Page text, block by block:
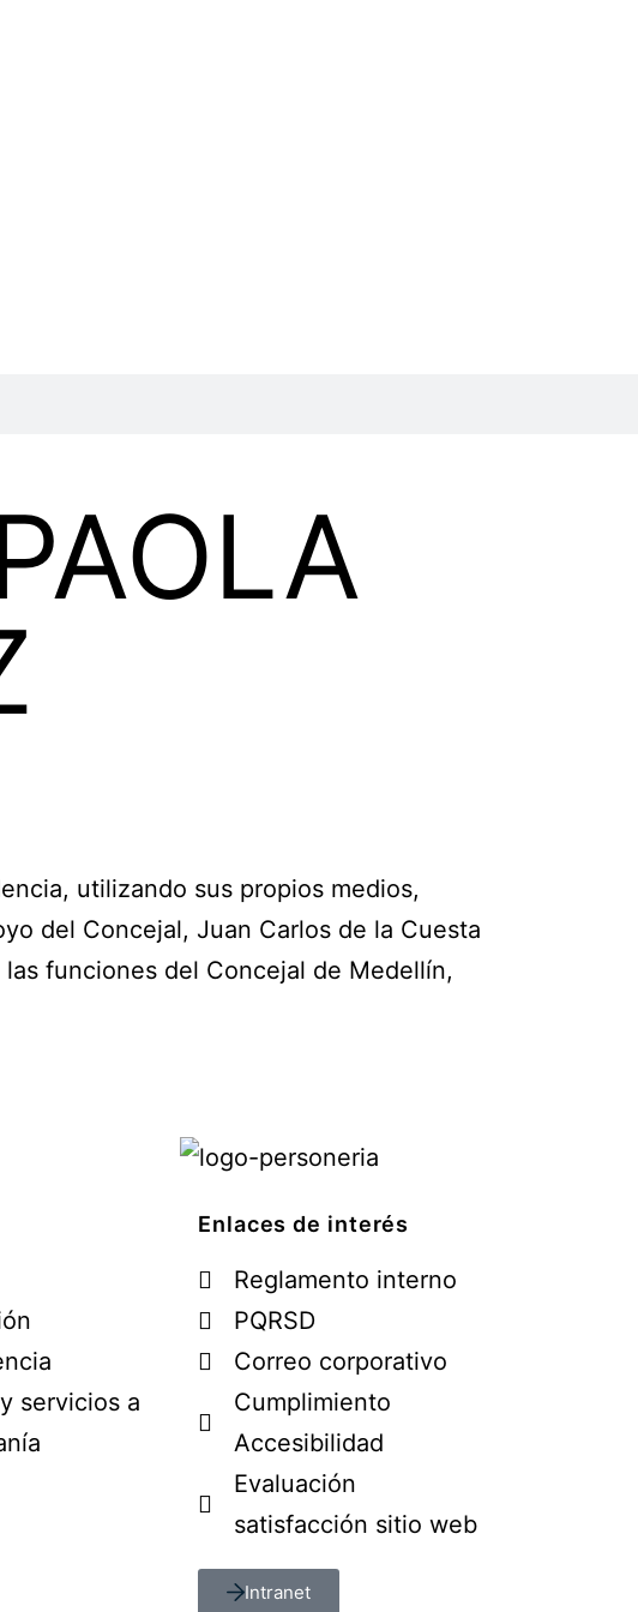
utilizando sus propios medios,
del Concejal, Juan Carlos de la Cuesta
funciones del Concejal de Medellín,
servicios a
Enlaces de interés
Reglamento interno
PQRSD
Correo corporativo
Cumplimiento
Accesibilidad
Evaluación
satisfacción sitio web
Intranet